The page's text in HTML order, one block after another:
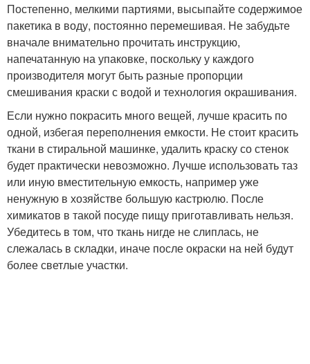
Постепенно, мелкими партиями, высыпайте содержимое
пакетика в воду, постоянно перемешивая. Не забудьте
вначале внимательно прочитать инструкцию,
напечатанную на упаковке, поскольку у каждого
производителя могут быть разные пропорции
смешивания краски с водой и технология окрашивания.
Если нужно покрасить много вещей, лучше красить по
одной, избегая переполнения емкости. Не стоит красить
ткани в стиральной машинке, удалить краску со стенок
будет практически невозможно. Лучше использовать таз
или иную вместительную емкость, например уже
ненужную в хозяйстве большую кастрюлю. После
химикатов в такой посуде пищу приготавливать нельзя.
Убедитесь в том, что ткань нигде не слиплась, не
слежалась в складки, иначе после окраски на ней будут
более светлые участки.